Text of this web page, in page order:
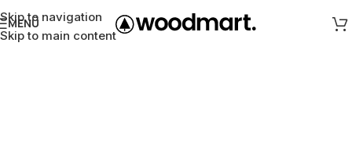
Skip to navigation
Skip to main content
MENÜ